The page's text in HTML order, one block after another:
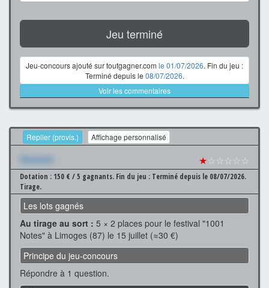
Jeu terminé
Jeu-concours ajouté sur toutgagner.com le 01/07/2026. Fin du jeu :
Terminé depuis le 08/07/2026.
Voir les commentaires
Replier (provis.) Affichage personnalisé
Xxxxxxx ★☆☆☆☆☆
Dotation : 150 € / 5 gagnants. Fin du jeu : Terminé depuis le 08/07/2026.
Tirage.
Les lots gagnés
Au tirage au sort : 5 × 2 places pour le festival "1001
Notes" à Limoges (87) le 15 juillet (≈30 €)
Principe du jeu-concours
Répondre à 1 question.